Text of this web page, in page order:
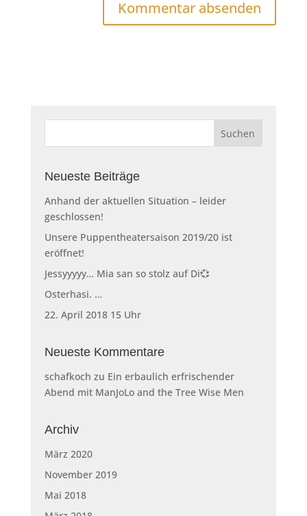
Neueste Beiträge
Anhand der aktuellen Situation – leider
geschlossen!
Unsere Puppentheatersaison 2019/20 ist
eröffnet!
Jessyyyyy… Mia san so stolz auf Di💞
Osterhasi. …
22. April 2018 15 Uhr
Neueste Kommentare
schafkoch zu Ein erbaulich erfrischender
Abend mit ManJoLo and the Tree Wise Men
Archiv
März 2020
November 2019
Mai 2018